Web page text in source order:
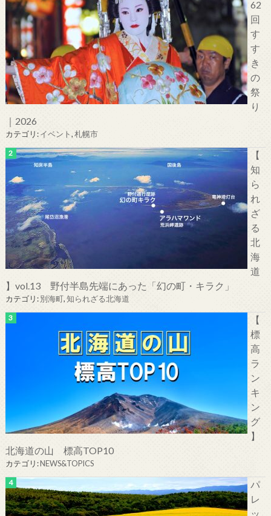
62
回
す
す
き
の
祭
り
｜2026
カテゴリ:イベント,札幌市
【
知
ら
れ
ざ
る
北
海
道
】vol.13 野付半島先端にあった「幻の町・キラク」
カテゴリ:別海町,知られざる北海道
【
標
高
ラ
ン
キ
ン
グ
】
北海道の山 標高TOP10
カテゴリ:NEWS&TOPICS
パ
レ
ッ